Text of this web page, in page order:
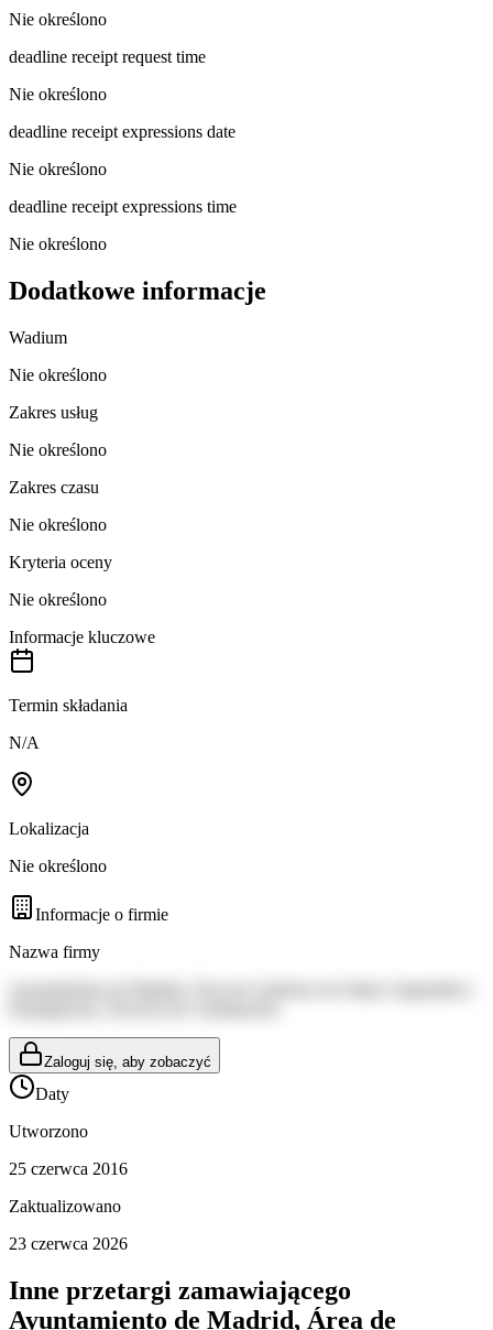
Nie określono
deadline receipt request time
Nie określono
deadline receipt expressions date
Nie określono
deadline receipt expressions time
Nie określono
Dodatkowe informacje
Wadium
Nie określono
Zakres usług
Nie określono
Zakres czasu
Nie określono
Kryteria oceny
Nie określono
Informacje kluczowe
Termin składania
N/A
Lokalizacja
Nie określono
Informacje o firmie
Nazwa firmy
Zaloguj się, aby zobaczyć
Daty
Utworzono
25 czerwca 2016
Zaktualizowano
23 czerwca 2026
Inne przetargi zamawiającego
Ayuntamiento de Madrid, Área de